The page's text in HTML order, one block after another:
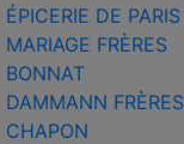
ÉPICERIE DE PARIS
MARIAGE FRÈRES
BONNAT
DAMMANN FRÈRES
CHAPON